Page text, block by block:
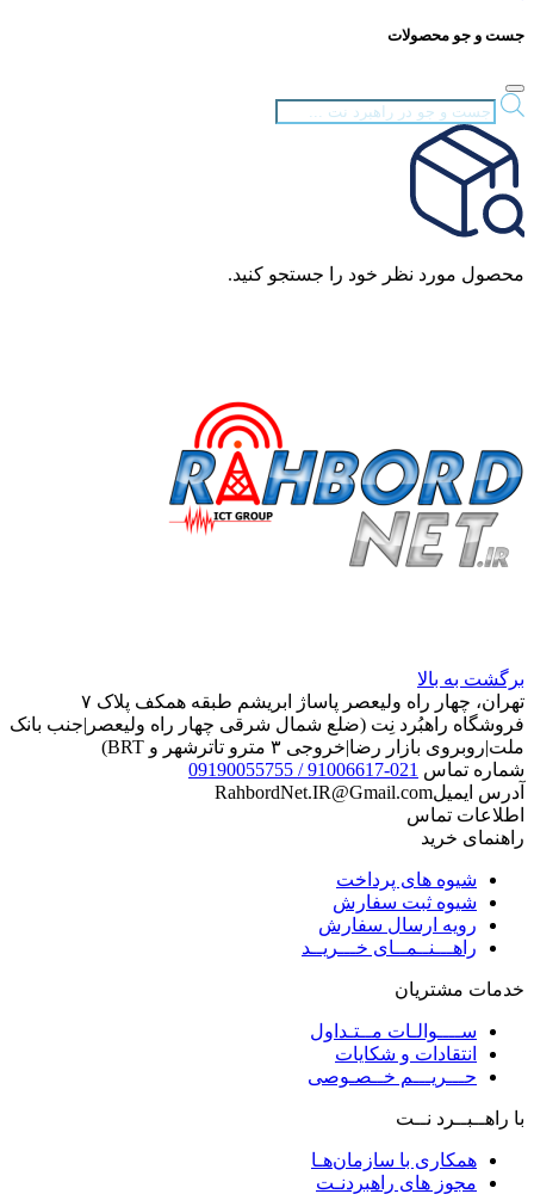
جست و جو محصولات
Products
search
محصول مورد نظر خود را جستجو کنید.
برگشت به بالا
تهران، چهار راه ولیعصر پاساژ ابریشم طبقه همکف پلاک ۷
فروشگاه راهبُرد نِت (ضلع شمال شرقی چهار راه ولیعصر|جنب بانک
ملت|روبروی بازار رضا|خروجی ۳ مترو تاترشهر و BRT)‎‎
شماره تماس 021-91006617 / 09190055755
آدرس ایمیلRahbordNet.IR@Gmail.com
اطلاعات تماس
راهنمای خرید
شیوه های پرداخت
شیوه ثبت سفارش
رویه ارسال سفارش
راهـــنــمــای خـــریــد
خدمات مشتریان
ســــوالـات مــتـداول
انتقادات و شکایات
حـــریـــم خــصـوصی
با راهــبــرد نــت
همکاری با سازمان‌هـا
مجوز های راهبردنـت